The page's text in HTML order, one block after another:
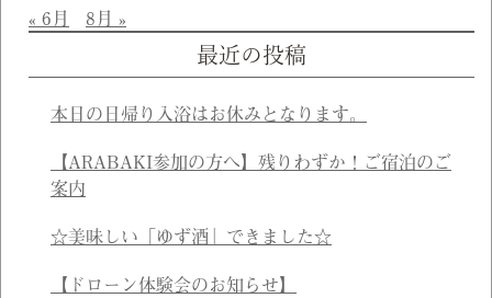
« 6月 8月 »
最近の投稿
本日の日帰り入浴はお休みとなります。
【ARABAKI参加の方へ】残りわずか！ご宿泊のご
案内
☆美味しい「ゆず酒」できました☆
【ドローン体験会のお知らせ】